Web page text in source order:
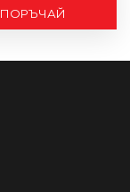
ПОРЪЧАЙ